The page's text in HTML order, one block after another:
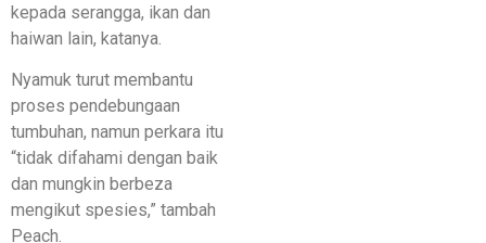
kepada serangga, ikan dan
haiwan lain, katanya.
Nyamuk turut membantu
proses pendebungaan
tumbuhan, namun perkara itu
“tidak difahami dengan baik
dan mungkin berbeza
mengikut spesies,” tambah
Peach.